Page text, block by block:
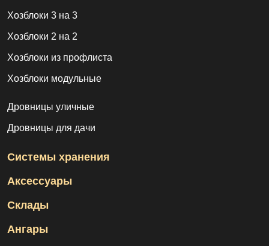
Хозблоки 3 на 3
Хозблоки 2 на 2
Хозблоки из профлиста
Хозблоки модульные
Дровницы уличные
Дровницы для дачи
Системы хранения
Аксессуары
Склады
Ангары